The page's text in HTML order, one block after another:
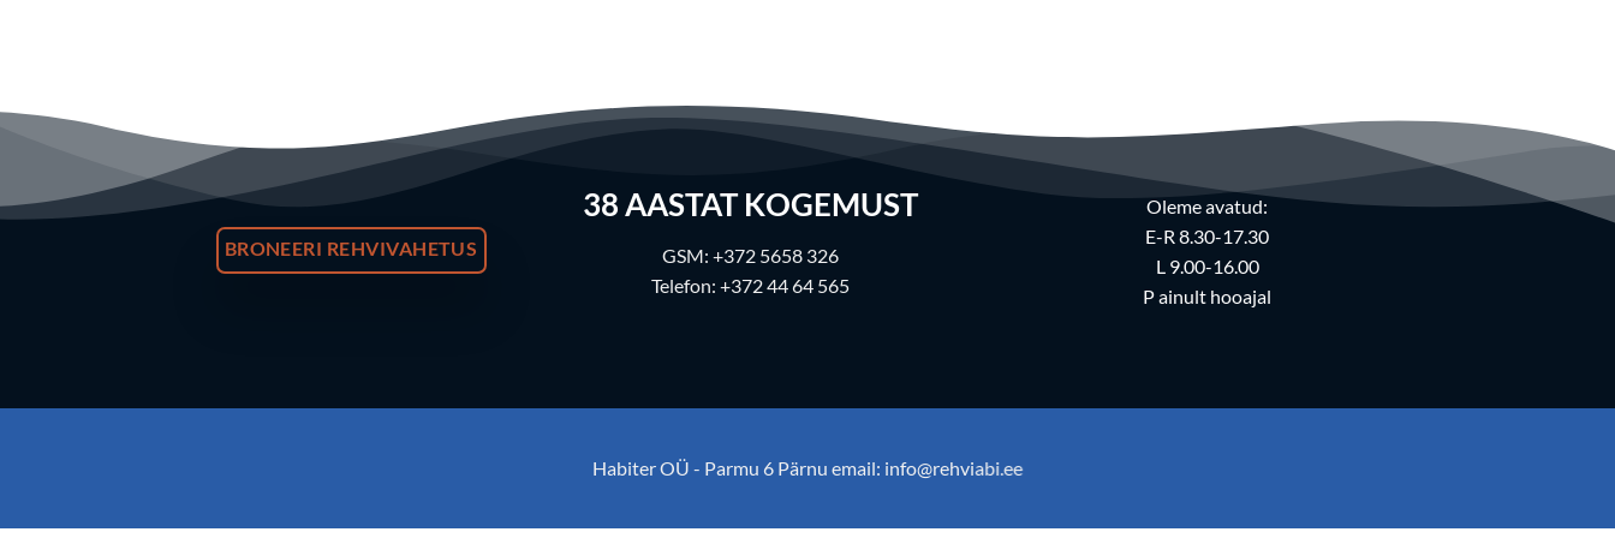
BRONEERI REHVIVAHETUS
38 AASTAT KOGEMUST
GSM: +372 5658 326
Telefon: +372 44 64 565
Oleme avatud:
E-R 8.30-17.30
L 9.00-16.00
P ainult hooajal
Habiter OÜ - Parmu 6 Pärnu email: info@rehviabi.ee